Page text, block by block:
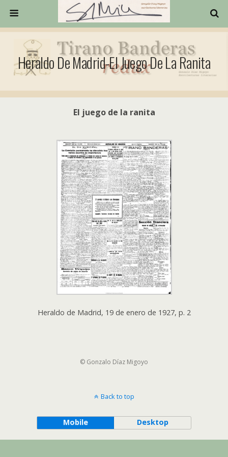
Heraldo De Madrid-El Juego De La Ranita
El juego de la ranita
Heraldo de Madrid, 19 de enero de 1927, p. 2
© Gonzalo Díaz Migoyo
Back to top
Mobile Desktop